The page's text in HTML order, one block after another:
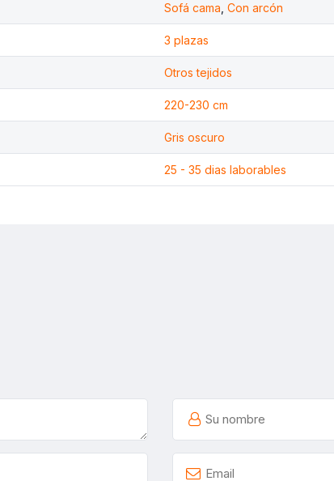
Sofá cama, Con arcón
3 plazas
Otros tejidos
220-230 cm
Gris oscuro
25 - 35 dias laborables